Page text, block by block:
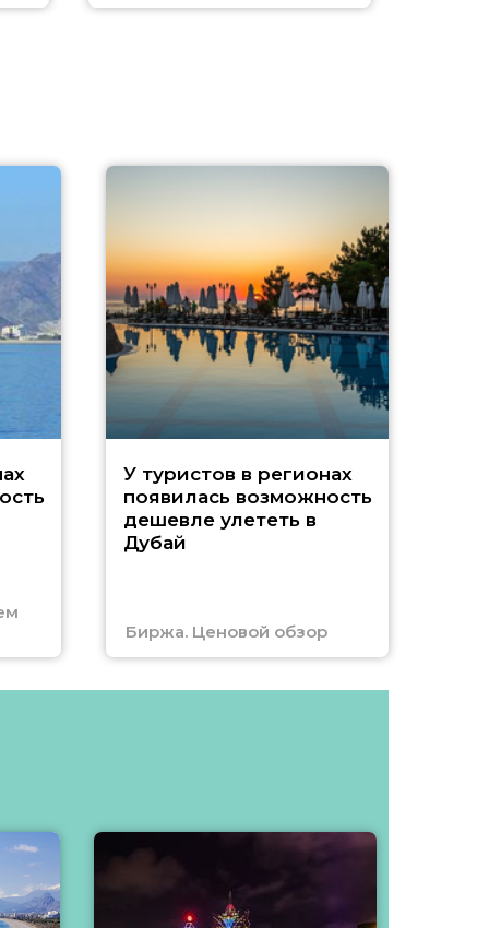
У туристов в регионах
появилась возможность
дешевле улететь в
Дубай
Биржа. Ценовой обзор